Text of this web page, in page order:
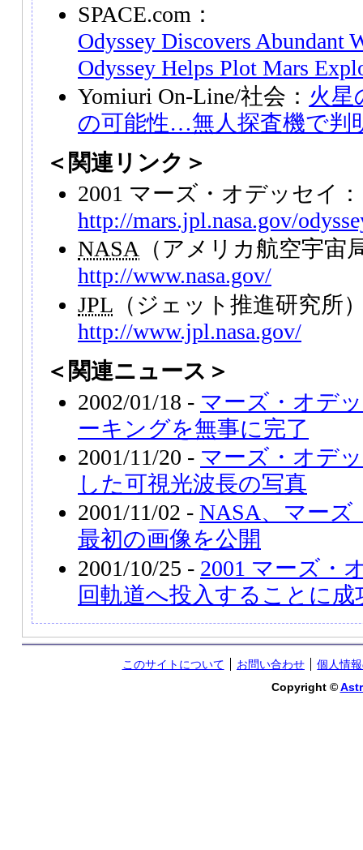
SPACE.com：
Odyssey Discovers Abundant
Odyssey Helps Plot Mars
Yomiuri On-Line/社会： 火星
の可能性…無人探査機で判
＜関連リンク＞
2001 マーズ・オデッセイ：
http://mars.jpl.nasa.gov/
NASA （アメリカ航空宇宙
http://www.nasa.gov/
JPL （ジェット推進研究所
http://www.jpl.nasa.gov/
＜関連ニュース＞
2002/01/18 - マーズ・オデ
ーキングを無事に完了
2001/11/20 - マーズ・オデ
した可視光波長の写真
2001/11/02 - NASA、マー
最初の画像を公開
2001/10/25 - 2001 マーズ・
回軌道へ投入することに成
このサイトについて お問い合わせ
個人情
Copyright ©